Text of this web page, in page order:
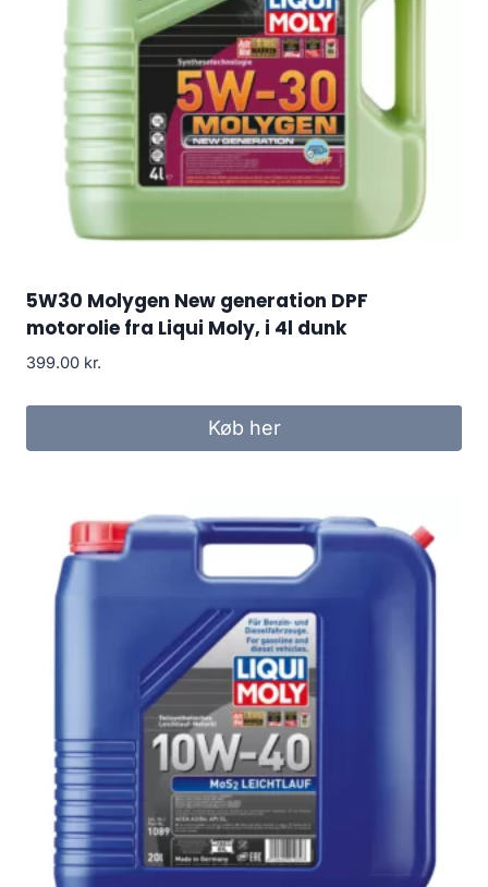
5W30 Molygen New generation DPF
motorolie fra Liqui Moly, i 4l dunk
399.00 kr.
Køb her